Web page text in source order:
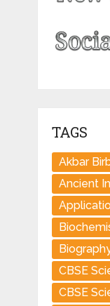
TAGS
Akbar
Ancient
CBSE
CBSE